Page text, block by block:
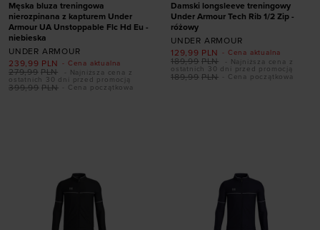
Dodaj produkt w
Męska bluza treningowa
nierozpinana z kapturem Under
Armour UA Unstoppable Flc Hd Eu -
niebieska
UNDER ARMOUR
- Cena aktualna
239,99 PLN
- Cena początkowa
399,99 PLN
279,99 PLN
- Najniższa cena z
ostatnich 30 dni przed promocją
Damski longsleeve treningowy
Under Armour Tech Rib 1/2 Zip -
różowy
UNDER ARMOUR
- Cena aktualna
129,99 PLN
- Cena początkowa
189,99 PLN
189,99 PLN
- Najniższa cena z
ostatnich 30 dni przed promocją